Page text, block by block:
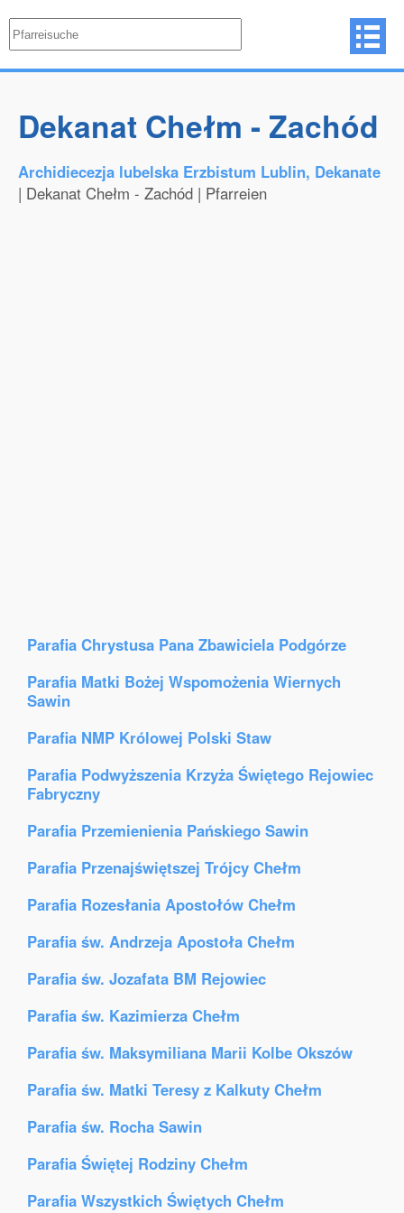
Dekanat Chełm - Zachód
Archidiecezja lubelska Erzbistum Lublin, Dekanate
| Dekanat Chełm - Zachód | Pfarreien
Parafia Chrystusa Pana Zbawiciela Podgórze
Parafia Matki Bożej Wspomożenia Wiernych
Sawin
Parafia NMP Królowej Polski Staw
Parafia Podwyższenia Krzyża Świętego Rejowiec
Fabryczny
Parafia Przemienienia Pańskiego Sawin
Parafia Przenajświętszej Trójcy Chełm
Parafia Rozesłania Apostołów Chełm
Parafia św. Andrzeja Apostoła Chełm
Parafia św. Jozafata BM Rejowiec
Parafia św. Kazimierza Chełm
Parafia św. Maksymiliana Marii Kolbe Okszów
Parafia św. Matki Teresy z Kalkuty Chełm
Parafia św. Rocha Sawin
Parafia Świętej Rodziny Chełm
Parafia Wszystkich Świętych Chełm